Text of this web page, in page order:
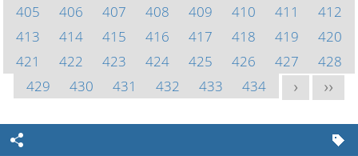
405
406 407 408 409 410 411
412
413
414 415 416 417 418 419
420
421
422 423 424 425 426 427
428
429
430 431 432 433 434 > >>